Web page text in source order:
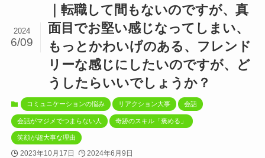
｜転職して間もないのですが、真
面目でお堅い感じなってしまい、
もっとかわいげのある、フレンド
リーな感じにしたいのですが、ど
うしたらいいでしょうか？
2024
6/09
コミュニケーションの悩み リアクション大事 会話
会話がマジメでつまらない人 奇跡のスキル「褒める」
笑顔が超大事な理由
2023年10月17日 2024年6月9日